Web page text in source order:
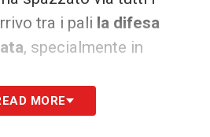
tra i pali la difesa
, specialmente in
Optainfatti i viola di
MORE